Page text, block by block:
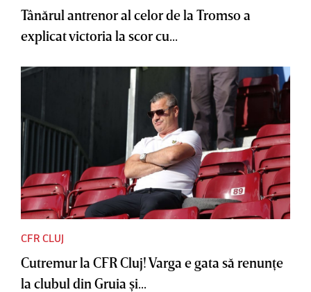
Tânărul antrenor al celor de la Tromso a
explicat victoria la scor cu...
CFR CLUJ
Cutremur la CFR Cluj! Varga e gata să renunţe
la clubul din Gruia şi...